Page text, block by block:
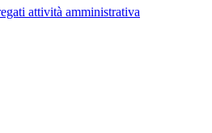
attività amministrativa